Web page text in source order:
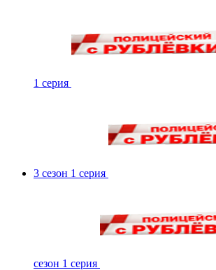
1 серия
3 сезон 1 серия
сезон 1 серия